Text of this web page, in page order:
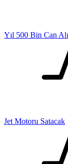
Yıl 500 Bin Can
Jet Motoru Satacak